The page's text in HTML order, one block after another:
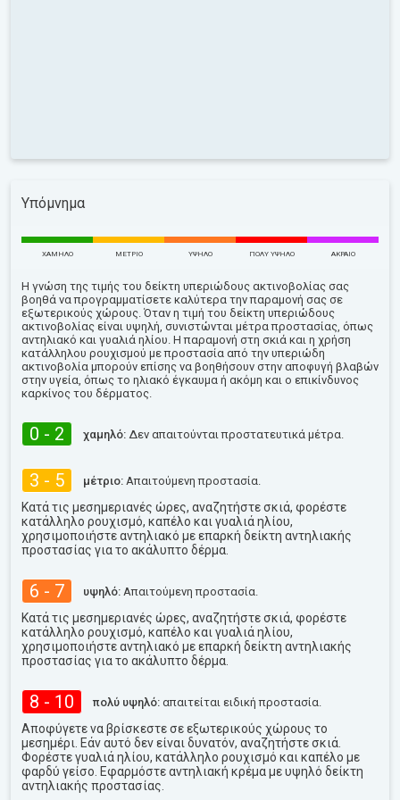
Υπόμνημα
ΧΑΜΗΛΌ ΜΈΤΡΙΟ ΥΨΗΛΌ ΠΟΛΎ ΥΨΗΛΌ ΑΚΡΑΊΟ
Η γνώση της τιμής του δείκτη υπεριώδους ακτινοβολίας σας
βοηθά να προγραμματίσετε καλύτερα την παραμονή σας σε
εξωτερικούς χώρους. Όταν η τιμή του δείκτη υπεριώδους
ακτινοβολίας είναι υψηλή, συνιστώνται μέτρα προστασίας, όπως
αντηλιακό και γυαλιά ηλίου. Η παραμονή στη σκιά και η χρήση
κατάλληλου ρουχισμού με προστασία από την υπεριώδη
ακτινοβολία μπορούν επίσης να βοηθήσουν στην αποφυγή βλαβών
στην υγεία, όπως το ηλιακό έγκαυμα ή ακόμη και ο επικίνδυνος
καρκίνος του δέρματος.
0 - 2 χαμηλό: Δεν απαιτούνται προστατευτικά μέτρα.
3 - 5 μέτριο: Απαιτούμενη προστασία.
Κατά τις μεσημεριανές ώρες, αναζητήστε σκιά, φορέστε
κατάλληλο ρουχισμό, καπέλο και γυαλιά ηλίου,
χρησιμοποιήστε αντηλιακό με επαρκή δείκτη αντηλιακής
προστασίας για το ακάλυπτο δέρμα.
6 - 7 υψηλό: Απαιτούμενη προστασία.
Κατά τις μεσημεριανές ώρες, αναζητήστε σκιά, φορέστε
κατάλληλο ρουχισμό, καπέλο και γυαλιά ηλίου,
χρησιμοποιήστε αντηλιακό με επαρκή δείκτη αντηλιακής
προστασίας για το ακάλυπτο δέρμα.
8 - 10 πολύ υψηλό: απαιτείται ειδική προστασία.
Αποφύγετε να βρίσκεστε σε εξωτερικούς χώρους το
μεσημέρι. Εάν αυτό δεν είναι δυνατόν, αναζητήστε σκιά.
Φορέστε γυαλιά ηλίου, κατάλληλο ρουχισμό και καπέλο με
φαρδύ γείσο. Εφαρμόστε αντηλιακή κρέμα με υψηλό δείκτη
αντηλιακής προστασίας.